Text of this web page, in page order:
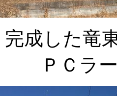
成した竜
ＰＣラ